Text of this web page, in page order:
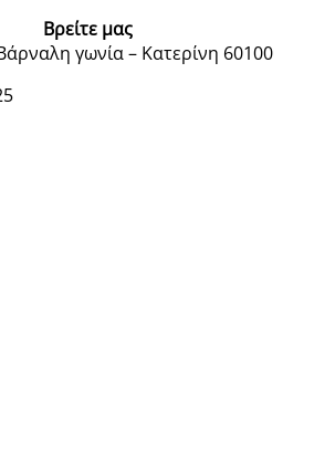
Βρείτε μας
γωνία – Κατερίνη 60100